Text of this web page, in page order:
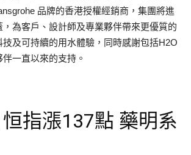
品牌的香港授權經銷商，集團將進
為客戶、設計師及專業夥伴帶來更優質的
及可持續的用水體驗，同時感謝包括H2O
一直以來的支持。
指漲137點 藥明系